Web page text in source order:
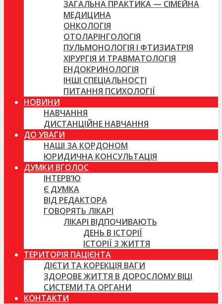
ЗАГАЛЬНА ПРАКТИКА — СІМЕЙНА
МЕДИЦИНА
ОНКОЛОГІЯ
ОТОЛАРІНГОЛОГІЯ
ПУЛЬМОНОЛОГІЯ І ФТИЗИАТРІЯ
ХІРУРГІЯ И ТРАВМАТОЛОГІЯ
ЕНДОКРИНОЛОГІЯ
ІНШІ СПЕЦІАЛЬНОСТІ
ПИТАННЯ ПСИХОЛОГІЇ
НОВИНИ
НАВЧАННЯ
ДИСТАНЦІЙНЕ НАВЧАННЯ
ДО УВАГИ
НАШІ ЗА КОРДОНОМ
ЮРИДИЧНА КОНСУЛЬТАЦІЯ
ДУМКИ ВГОЛОС
ІНТЕРВ’Ю
Є ДУМКА
ВІД РЕДАКТОРА
ГОВОРЯТЬ ЛІКАРІ
ЛІКАРІ ВІДПОЧИВАЮТЬ
ДЕНЬ В ІСТОРІЇ
ІСТОРІЇ З ЖИТТЯ
ТЕРИТОРІЯ ПАЦІЄНТА
ДІЄТИ ТА КОРЕКЦІЯ ВАГИ
ЗДОРОВЕ ЖИТТЯ В ДОРОСЛОМУ ВІЦІ
СИСТЕМИ ТА ОРГАНИ
КОНТАКТИ